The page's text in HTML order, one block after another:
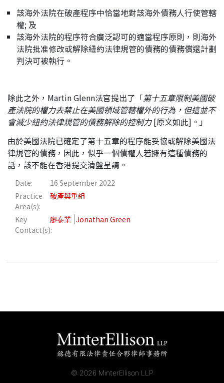
該海外法院在破產程序中恰當地對該海外債務人行使管轄
權; 及
該海外法院的程序符合廣泛認可的適當程序原則，則海外
法院批准修改或解除紐約法律規管的債務的債務償還計劃
判決可被執行。
除此之外，Martin Glenn法官提出了「第十五章限制美國破
產法院的權力去禁止在美國領域管轄權外的行為，但這並不
會減少紐約法律規管的債務解除的控制力[原文如此]。」
由於美國法院已確定了第十五章的程序能妥協或解除美國法
律規管的債務，因此，似乎一個債權人若擁有這種債務的
話，該不能在香港提交清盤呈請。
Date:
16 September 2022
Practice
Area(s):
破產與重組
Key
Contact(s):
廖泰業 Jonathan Green
© 2026 MinterEllison LLP